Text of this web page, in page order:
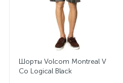
Шорты Volcom Montreal V
Co Logical Black